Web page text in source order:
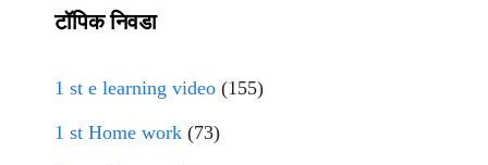
टॉपिक निवडा
1 st e learning video (155)
1 st Home work (73)